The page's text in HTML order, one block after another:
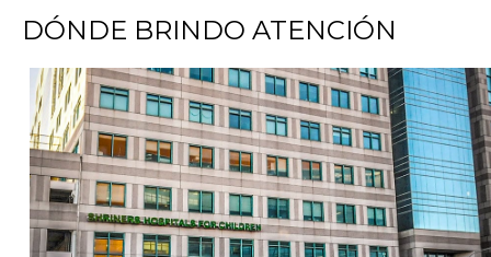
DÓNDE BRINDO ATENCIÓN